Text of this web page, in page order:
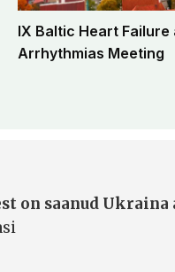
IX Baltic Heart Failure
Arrhythmias Meeting
on saanud Ukraina